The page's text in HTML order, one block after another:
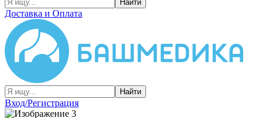
Найти
Доставка и Оплата
Найти
Вход/Регистрация